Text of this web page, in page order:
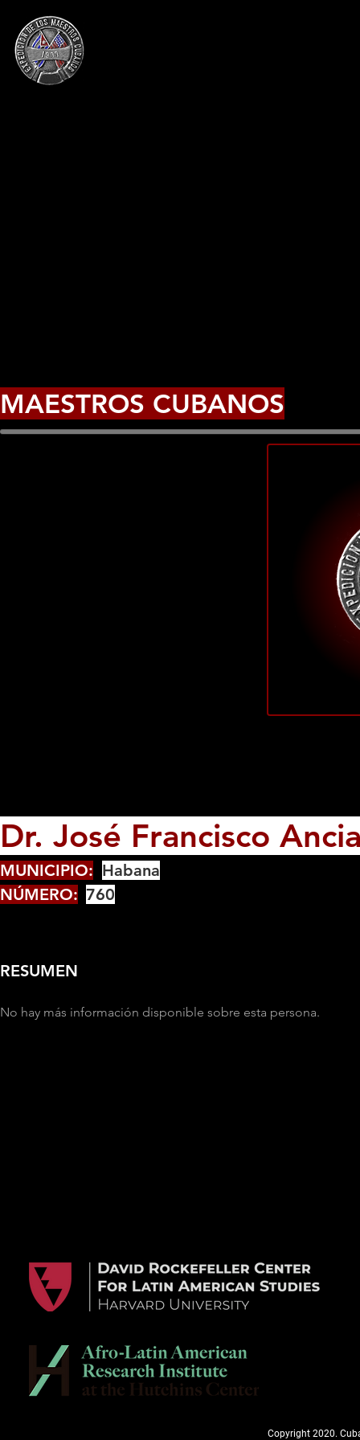
MAESTROS CUBANOS
Dr. José Francisco
MUNICIPIO: Habana
NÚMERO: 760
RESUMEN
No hay más información disponible sobre esta persona.
Copyright 2020.